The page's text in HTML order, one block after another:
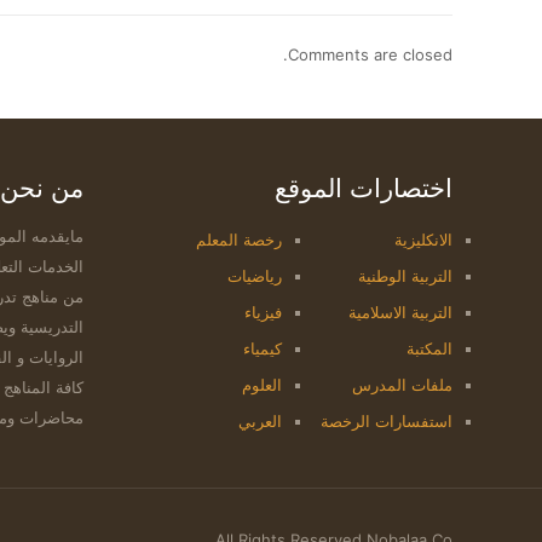
Comments are closed.
اختصارات الموقع
رخصة المعلم
رياضيات
فيزياء
كيمياء
العلوم
العربي
الانكليزية
التربية الوطنية
التربية الاسلامية
المكتبة
ملفات المدرس
استفسارات الرخصة
من نحن
مايقدمه
الخدمات
من مناهج
التدريسية
الروايات و
كافة
محاضرات